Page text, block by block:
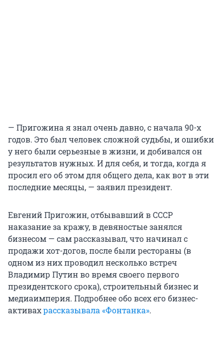
— Пригожина я знал очень давно, с начала 90-х
годов. Это был человек сложной судьбы, и ошибки
у него были серьезные в жизни, и добивался он
результатов нужных. И для себя, и тогда, когда я
просил его об этом для общего дела, как вот в эти
последние месяцы, — заявил президент.
Евгений Пригожин, отбывавший в СССР
наказание за кражу, в девяностые занялся
бизнесом — сам рассказывал, что начинал с
продажи хот-догов, после были рестораны (в
одном из них проводил несколько встреч
Владимир Путин во время своего первого
президентского срока), строительный бизнес и
медиаимперия. Подробнее обо всех его бизнес-
активахрассказывала «Фонтанка».